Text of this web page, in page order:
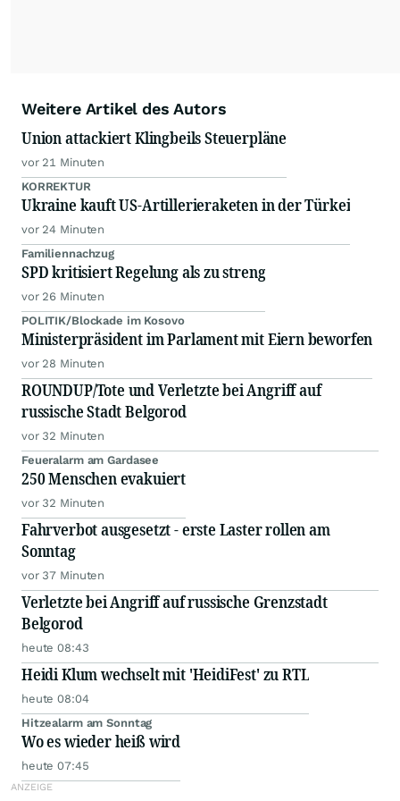
Weitere Artikel des Autors
Union attackiert Klingbeils Steuerpläne
vor 21 Minuten
KORREKTUR
Ukraine kauft US-Artillerieraketen in der Türkei
vor 24 Minuten
Familiennachzug
SPD kritisiert Regelung als zu streng
vor 26 Minuten
POLITIK/Blockade im Kosovo
Ministerpräsident im Parlament mit Eiern beworfen
vor 28 Minuten
ROUNDUP/Tote und Verletzte bei Angriff auf
russische Stadt Belgorod
vor 32 Minuten
Feueralarm am Gardasee
250 Menschen evakuiert
vor 32 Minuten
Fahrverbot ausgesetzt - erste Laster rollen am
Sonntag
vor 37 Minuten
Verletzte bei Angriff auf russische Grenzstadt
Belgorod
heute 08:43
Heidi Klum wechselt mit 'HeidiFest' zu RTL
heute 08:04
Hitzealarm am Sonntag
Wo es wieder heiß wird
heute 07:45